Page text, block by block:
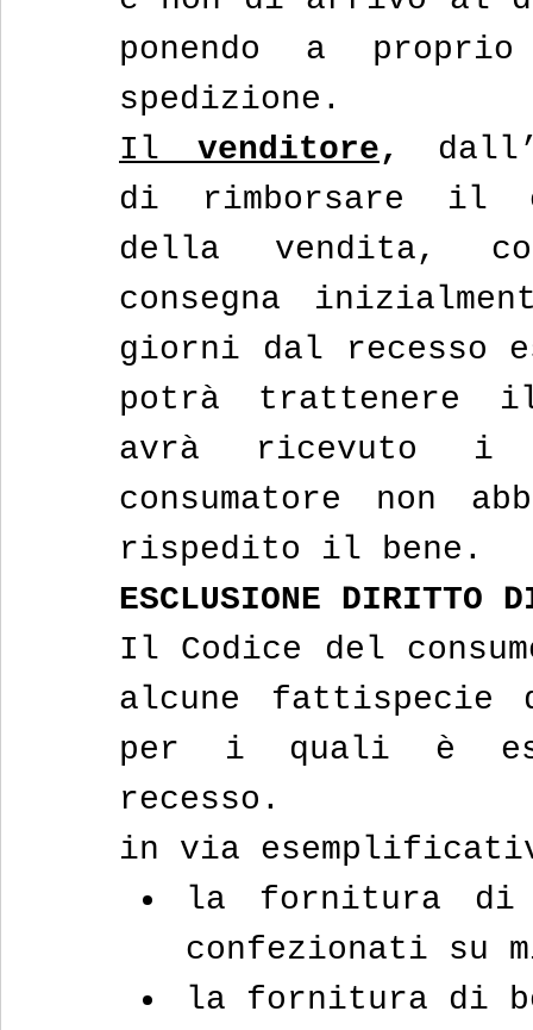
ponendo a
spedizione.
Il venditore,
di rimborsare il
della vendita,
consegna
giorni dal recesso
potrà trattenere
avrà ricevuto
consumatore non
rispedito il bene.
ESCLUSIONE DIRITTO
Il Codice del
alcune fattispecie
per i quali è
recesso.
in via
la fornitura di
confezionati su
la fornitura di